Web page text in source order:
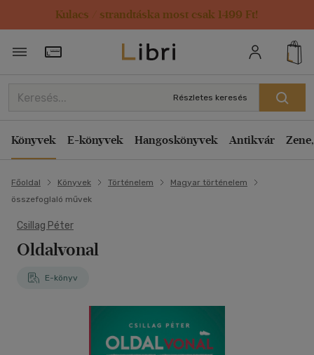
Kulacs / strandtáska most csak 1499 Ft!
Törzsvásárlói Kártya adatai
Részletes keresés
Könyvek E-könyvek Hangoskönyvek Antikvár
Főoldal Könyvek Történelem
Magyar történelem
összefoglaló művek
Csillag Péter
Oldalvonal
E-könyv